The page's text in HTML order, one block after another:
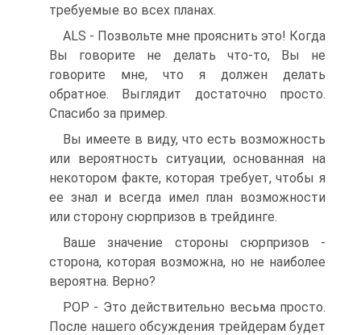
требуемые во всех планах.
ALS - Позвольте мне прояснить это! Когда
Вы говорите не делать что-то, Вы не
говорите мне, что я должен делать
обратное. Выглядит достаточно просто.
Спасибо за пример.
Вы имеете в виду, что есть возможность
или вероятность ситуации, основанная на
некотором факте, которая требует, чтобы я
ее знал и всегда имел план возможности
или сторону сюрпризов в трейдинге.
Ваше значение стороны сюрпризов -
сторона, которая возможна, но не наиболее
вероятна. Верно?
POP - Это действительно весьма просто.
После нашего обсуждения трейдерам будет